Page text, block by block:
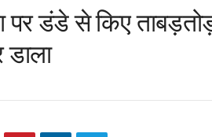
पर डंडे से किए
डाला